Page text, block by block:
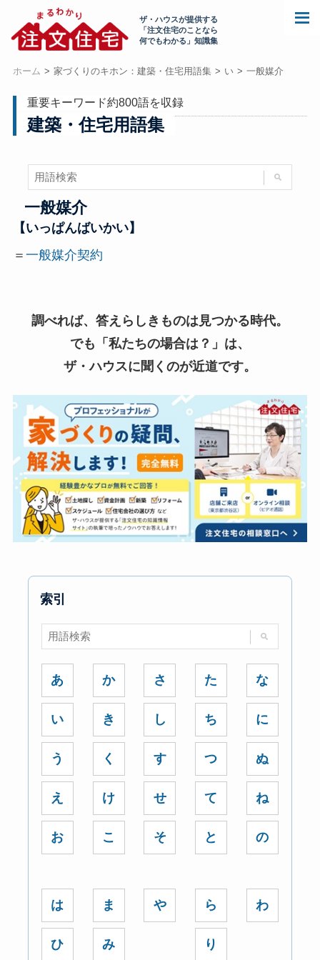
ザ・ハウスが提供する
「注文住宅のことなら
何でもわかる」知識集
ホーム 家づくりのキホン：建築・住宅用語集 い 一般媒介
重要キーワード約800語を収録
建築・住宅用語集
一般媒介
【いっぱんばいかい】
＝ 一般媒介契約
調べれば、答えらしきものは見つかる時代。
でも「私たちの場合は？」は、
ザ・ハウスに聞くのが近道です。
索引
あ
い
う
え
お
か
き
く
け
こ
さ
し
す
せ
そ
た
ち
つ
て
と
な
に
ぬ
ね
の
は
ひ
ま
み
や ら
り
わ